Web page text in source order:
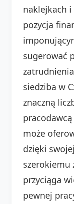
naklejkach i
pozycja
sugerować
siedziba w
znaczną
może
dzięki
szerokiemu
przyciąga
pewnej